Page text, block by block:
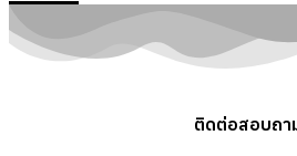
ติดต่อสอบถา